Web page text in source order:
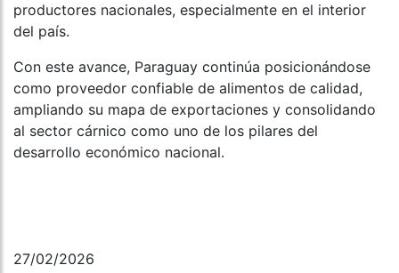
productores nacionales, especialmente en el interior
del país.
Con este avance, Paraguay continúa posicionándose
como proveedor confiable de alimentos de calidad,
ampliando su mapa de exportaciones y consolidando
al sector cárnico como uno de los pilares del
desarrollo económico nacional.
27/02/2026